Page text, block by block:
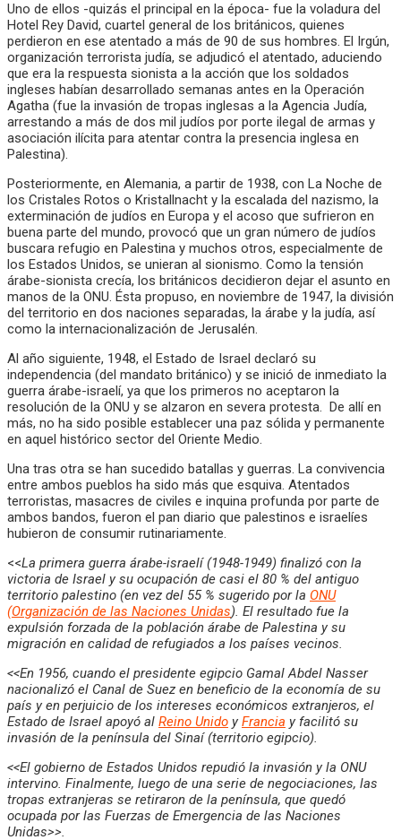
Uno de ellos -quizás el principal en la época- fue la voladura del
Hotel Rey David, cuartel general de los británicos, quienes
perdieron en ese atentado a más de 90 de sus hombres. El Irgún,
organización terrorista judía, se adjudicó el atentado, aduciendo
que era la respuesta sionista a la acción que los soldados
ingleses habían desarrollado semanas antes en la Operación
Agatha (fue la invasión de tropas inglesas a la Agencia Judía,
arrestando a más de dos mil judíos por porte ilegal de armas y
asociación ilícita para atentar contra la presencia inglesa en
Palestina).
Posteriormente, en Alemania, a partir de 1938, con La Noche de
los Cristales Rotos o Kristallnacht y la escalada del nazismo, la
exterminación de judíos en Europa y el acoso que sufrieron en
buena parte del mundo, provocó que un gran número de judíos
buscara refugio en Palestina y muchos otros, especialmente de
los Estados Unidos, se unieran al sionismo. Como la tensión
árabe-sionista crecía, los británicos decidieron dejar el asunto en
manos de la ONU. Ésta propuso, en noviembre de 1947, la división
del territorio en dos naciones separadas, la árabe y la judía, así
como la internacionalización de Jerusalén.
Al año siguiente, 1948, el Estado de Israel declaró su
independencia (del mandato británico) y se inició de inmediato la
guerra árabe-israelí, ya que los primeros no aceptaron la
resolución de la ONU y se alzaron en severa protesta. De allí en
más, no ha sido posible establecer una paz sólida y permanente
en aquel histórico sector del Oriente Medio.
Una tras otra se han sucedido batallas y guerras. La convivencia
entre ambos pueblos ha sido más que esquiva. Atentados
terroristas, masacres de civiles e inquina profunda por parte de
ambos bandos, fueron el pan diario que palestinos e israelíes
hubieron de consumir rutinariamente.
<<La primera guerra árabe-israelí (1948-1949) finalizó con la
victoria de Israel y su ocupación de casi el 80 % del antiguo
territorio palestino (en vez del 55 % sugerido por la ONU
(Organización de las Naciones Unidas). El resultado fue la
expulsión forzada de la población árabe de Palestina y su
migración en calidad de refugiados a los países vecinos.
<<En 1956, cuando el presidente egipcio Gamal Abdel Nasser
nacionalizó el Canal de Suez en beneficio de la economía de su
país y en perjuicio de los intereses económicos extranjeros, el
Estado de Israel apoyó al Reino Unido yFrancia y facilitó su
invasión de la península del Sinaí (territorio egipcio).
<<El gobierno de Estados Unidos repudió la invasión y la ONU
intervino. Finalmente, luego de una serie de negociaciones, las
tropas extranjeras se retiraron de la península, que quedó
ocupada por las Fuerzas de Emergencia de las Naciones
Unidas>>.